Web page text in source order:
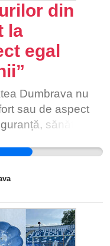
din
la
egal
Dumbrava nu
sau de aspect
sănătate și
duce la: •
afectează
copii, vârstnicii și
apropiere a
a vehiculelor